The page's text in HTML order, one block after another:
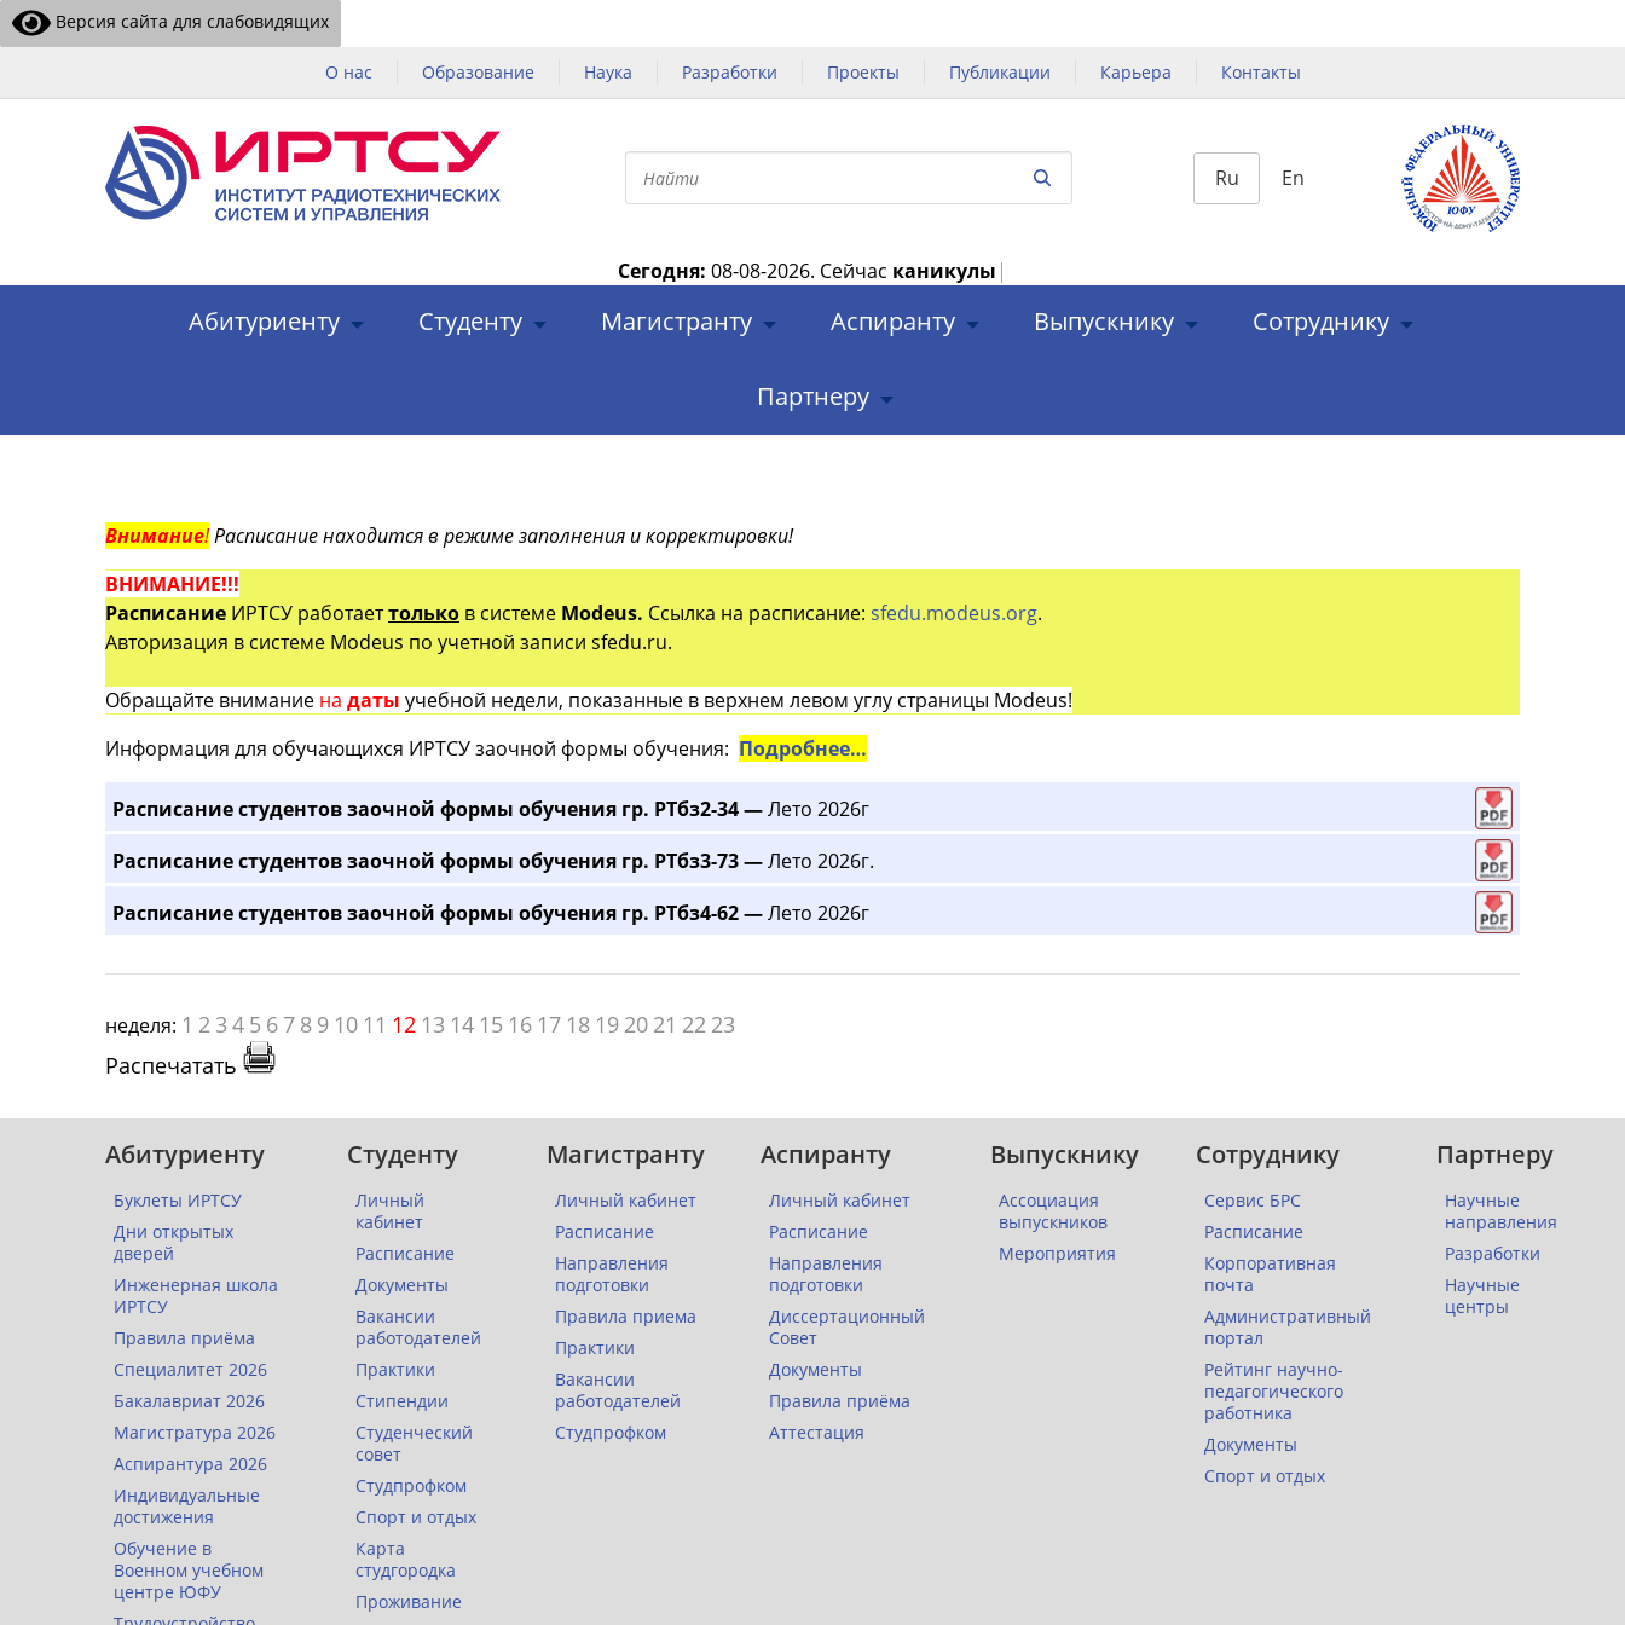
Версия сайта для слабовидящих
О нас Образование Наука Разработки Проекты Публикации Карьера Контакты
Ru En
Сегодня: 08-08-2026. Сейчас каникулы |
Абитуриенту Студенту Магистранту Аспиранту Выпускнику Сотруднику
Партнеру
Внимание!Расписание находится в режиме заполнения и корректировки!
ВНИМАНИЕ!!!
Расписание ИРТСУ работаеттолько в системе Modeus. Ссылка на расписание: sfedu.modeus.org.
Авторизация в системе Modeus по учетной записи sfedu.ru.
Обращайте внимание на даты учебной недели, показанные в верхнем левом углу страницы Modeus!
Информация для обучающихся ИРТСУ заочной формы обучения: Подробнее…
Расписание студентов заочной формы обучения гр. РТбз2-34 —Лето 2026г
Расписание студентов заочной формы обучения гр. РТбз3-73 —Лето 2026г.
Расписание студентов заочной формы обучения гр. РТбз4-62 —Лето 2026г
неделя: 1 2 3 4 5 6 7 8 9 10 11 12 13 14 15 16 17 18 19 20 21 22 23
Распечатать
Абитуриенту
Буклеты ИРТСУ
Дни открытых
дверей
Инженерная школа
ИРТСУ
Правила приёма
Специалитет 2026
Бакалавриат 2026
Магистратура 2026
Аспирантура 2026
Индивидуальные
достижения
Обучение в
Военном учебном
центре ЮФУ
Студенту
Личный
кабинет
Расписание
Документы
Вакансии
работодателей
Практики
Стипендии
Студенческий
совет
Студпрофком
Спорт и отдых
Карта
студгородка
Проживание
Магистранту
Личный кабинет
Расписание
Направления
подготовки
Правила приема
Практики
Вакансии
работодателей
Студпрофком
Аспиранту
Личный кабинет
Расписание
Направления
подготовки
Диссертационный
Совет
Документы
Правила приёма
Аттестация
Выпускнику
Ассоциация
выпускников
Мероприятия
Сотруднику
Сервис БРС
Расписание
Корпоративная
почта
Административный
портал
Рейтинг научно-
педагогического
работника
Документы
Спорт и отдых
Партнеру
Научные
направления
Разработки
Научные
центры